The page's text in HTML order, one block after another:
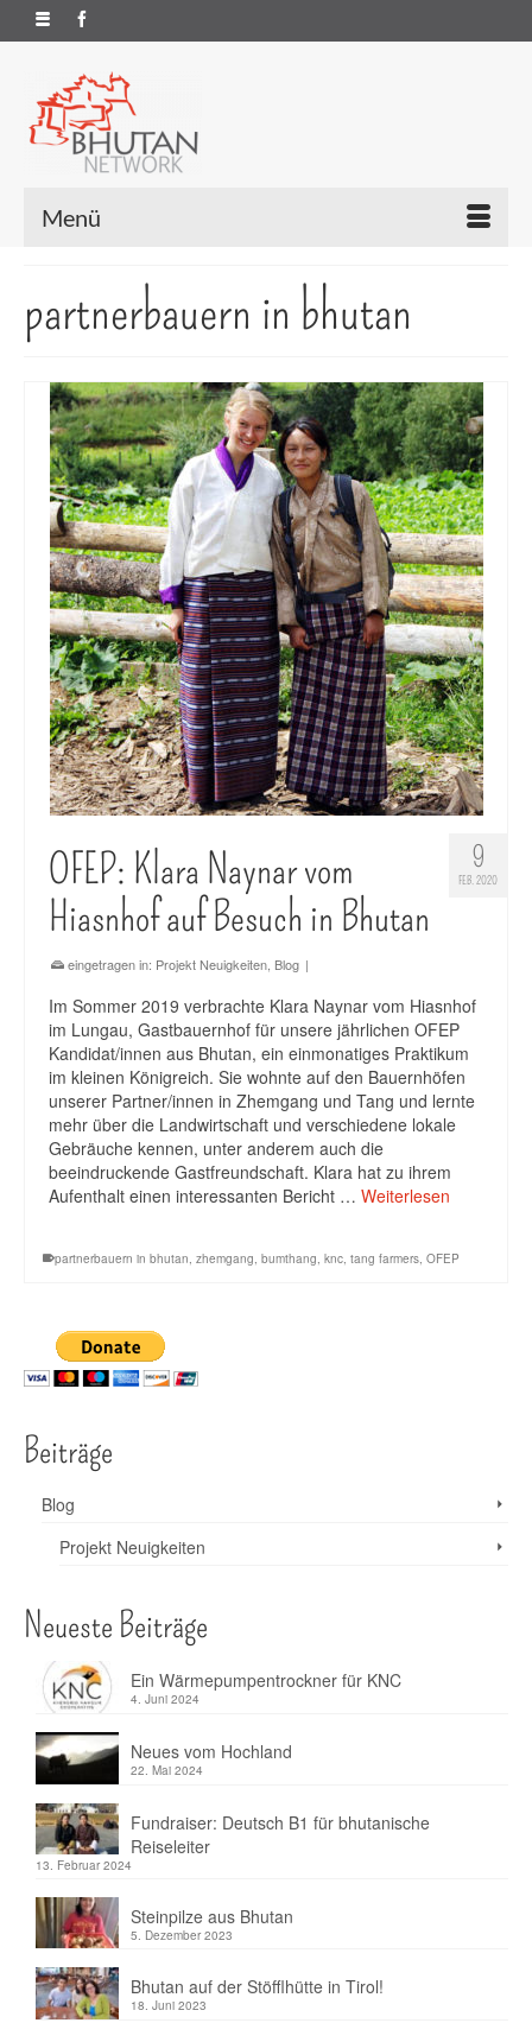
Menü
partnerbauern in bhutan
9
FEB. 2020
OFEP: Klara Naynar vom
Hiasnhof auf Besuch in Bhutan
eingetragen in: Projekt Neuigkeiten Blog |
Im Sommer 2019 verbrachte Klara Naynar vom Hiasnhof
im Lungau, Gastbauernhof für unsere jährlichen OFEP
Kandidat/innen aus Bhutan, ein einmonatiges Praktikum
im kleinen Königreich. Sie wohnte auf den Bauernhöfen
unserer Partner/innen in Zhemgang und Tang und lernte
mehr über die Landwirtschaft und verschiedene lokale
Gebräuche kennen, unter anderem auch die
beeindruckende Gastfreundschaft. Klara hat zu ihrem
Aufenthalt einen interessanten Bericht … Weiterlesen
partnerbauern in bhutan, zhemgang, bumthang, knc, tang farmers, OFEP
Beiträge
Blog
Projekt Neuigkeiten
Neueste Beiträge
Ein Wärmepumpentrockner für KNC
4. Juni 2024
Neues vom Hochland
22. Mai 2024
Fundraiser: Deutsch B1 für bhutanische
Reiseleiter
13. Februar 2024
Steinpilze aus Bhutan
5. Dezember 2023
Bhutan auf der Stöfflhütte in Tirol!
18. Juni 2023